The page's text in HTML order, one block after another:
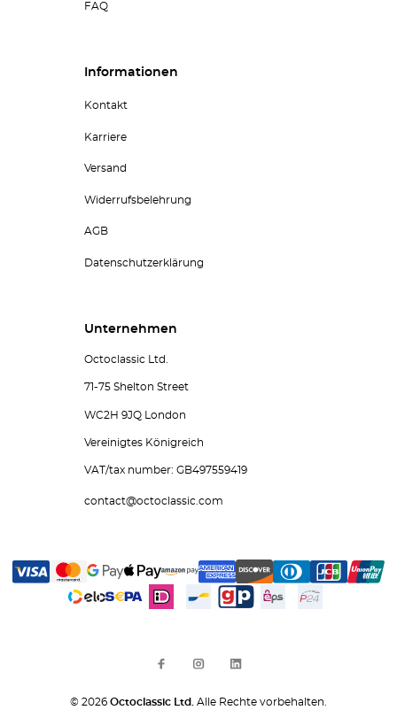
FAQ
Informationen
Kontakt
Karriere
Versand
Widerrufsbelehrung
AGB
Datenschutzerklärung
Unternehmen
Octoclassic Ltd.
71-75 Shelton Street
WC2H 9JQ London
Vereinigtes Königreich
VAT/tax number: GB497559419
contact@octoclassic.com
© 2026 Octoclassic Ltd. Alle Rechte vorbehalten.